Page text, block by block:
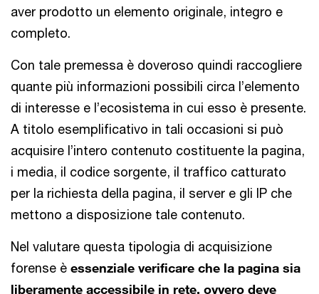
aver prodotto un elemento originale, integro e
completo.
Con tale premessa è doveroso quindi raccogliere
quante più informazioni possibili circa l’elemento
di interesse e l’ecosistema in cui esso è presente.
A titolo esemplificativo in tali occasioni si può
acquisire l’intero contenuto costituente la pagina,
i media, il codice sorgente, il traffico catturato
per la richiesta della pagina, il server e gli IP che
mettono a disposizione tale contenuto.
Nel valutare questa tipologia di acquisizione
forense è essenziale verificare che la pagina sia
liberamente accessibile in rete, ovvero deve